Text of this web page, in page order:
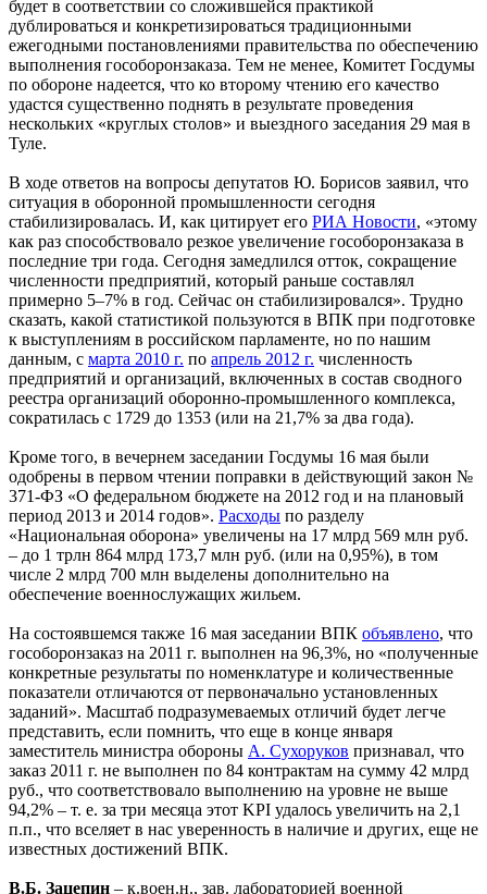
будет в соответствии со сложившейся практикой
дублироваться и конкретизироваться традиционными
ежегодными постановлениями правительства по обеспечению
выполнения гособоронзаказа. Тем не менее, Комитет Госдумы
по обороне надеется, что ко второму чтению его качество
удастся существенно поднять в результате проведения
нескольких «круглых столов» и выездного заседания 29 мая в
Туле.
В ходе ответов на вопросы депутатов Ю. Борисов заявил, что
ситуация в оборонной промышленности сегодня
стабилизировалась. И, как цитирует его РИА Новости, «этому
как раз способствовало резкое увеличение гособоронзаказа в
последние три года. Сегодня замедлился отток, сокращение
численности предприятий, который раньше составлял
примерно 5–7% в год. Сейчас он стабилизировался». Трудно
сказать, какой статистикой пользуются в ВПК при подготовке
к выступлениям в российском парламенте, но по нашим
данным, с марта 2010 г. по апрель 2012 г. численность
предприятий и организаций, включенных в состав сводного
реестра организаций оборонно-промышленного комплекса,
сократилась с 1729 до 1353 (или на 21,7% за два года).
Кроме того, в вечернем заседании Госдумы 16 мая были
одобрены в первом чтении поправки в действующий закон №
371-ФЗ «О федеральном бюджете на 2012 год и на плановый
период 2013 и 2014 годов». Расходы по разделу
«Национальная оборона» увеличены на 17 млрд 569 млн руб.
– до 1 трлн 864 млрд 173,7 млн руб. (или на 0,95%), в том
числе 2 млрд 700 млн выделены дополнительно на
обеспечение военнослужащих жильем.
На состоявшемся также 16 мая заседании ВПК объявлено, что
гособоронзаказ на 2011 г. выполнен на 96,3%, но «полученные
конкретные результаты по номенклатуре и количественные
показатели отличаются от первоначально установленных
заданий». Масштаб подразумеваемых отличий будет легче
представить, если помнить, что еще в конце января
заместитель министра обороны А. Сухоруков признавал, что
заказ 2011 г. не выполнен по 84 контрактам на сумму 42 млрд
руб., что соответствовало выполнению на уровне не выше
94,2% – т. е. за три месяца этот KPI удалось увеличить на 2,1
п.п., что вселяет в нас уверенность в наличие и других, еще не
известных достижений ВПК.
В.Б. Зацепин – к.воен.н., зав. лабораторией военной